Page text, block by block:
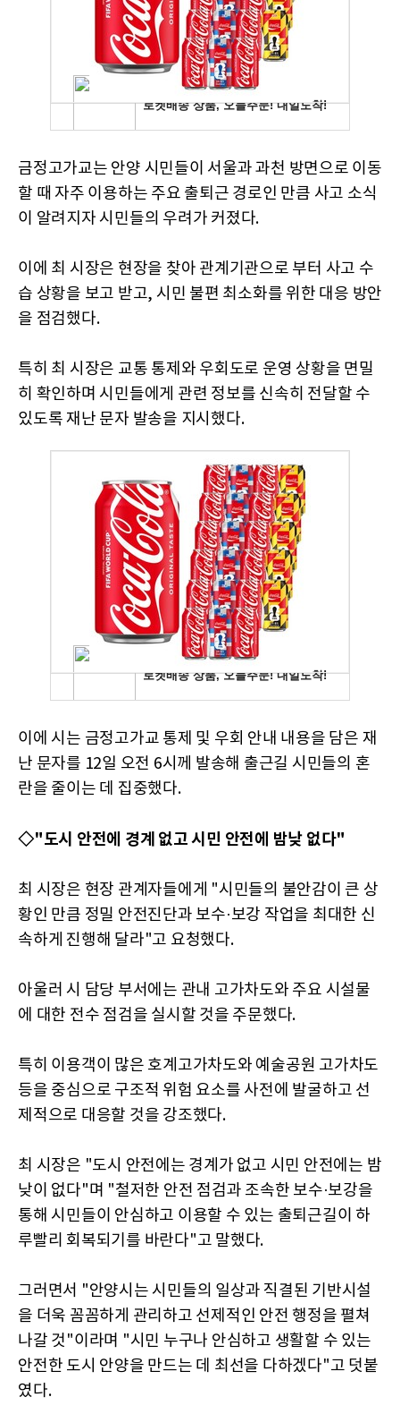
금정고가교는 안양 시민들이 서울과 과천 방면으로 이동
할 때 자주 이용하는 주요 출퇴근 경로인 만큼 사고 소식
이 알려지자 시민들의 우려가 커졌다.
이에 최 시장은 현장을 찾아 관계기관으로 부터 사고 수
습 상황을 보고 받고, 시민 불편 최소화를 위한 대응 방안
을 점검했다.
특히 최 시장은 교통 통제와 우회도로 운영 상황을 면밀
히 확인하며 시민들에게 관련 정보를 신속히 전달할 수
있도록 재난 문자 발송을 지시했다.
이에 시는 금정고가교 통제 및 우회 안내 내용을 담은 재
난 문자를 12일 오전 6시께 발송해 출근길 시민들의 혼
란을 줄이는 데 집중했다.
◇"도시 안전에 경계 없고 시민 안전에 밤낮 없다"
최 시장은 현장 관계자들에게 "시민들의 불안감이 큰 상
황인 만큼 정밀 안전진단과 보수·보강 작업을 최대한 신
속하게 진행해 달라"고 요청했다.
아울러 시 담당 부서에는 관내 고가차도와 주요 시설물
에 대한 전수 점검을 실시할 것을 주문했다.
특히 이용객이 많은 호계고가차도와 예술공원 고가차도
등을 중심으로 구조적 위험 요소를 사전에 발굴하고 선
제적으로 대응할 것을 강조했다.
최 시장은 "도시 안전에는 경계가 없고 시민 안전에는 밤
낮이 없다"며 "철저한 안전 점검과 조속한 보수·보강을
통해 시민들이 안심하고 이용할 수 있는 출퇴근길이 하
루빨리 회복되기를 바란다"고 말했다.
그러면서 "안양시는 시민들의 일상과 직결된 기반시설
을 더욱 꼼꼼하게 관리하고 선제적인 안전 행정을 펼쳐
나갈 것"이라며 "시민 누구나 안심하고 생활할 수 있는
안전한 도시 안양을 만드는 데 최선을 다하겠다"고 덧붙
였다.